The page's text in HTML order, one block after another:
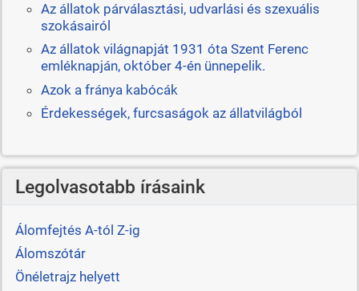
Az állatok párválasztási, udvarlási és szexuális
szokásairól
Az állatok világnapját 1931 óta Szent Ferenc
emléknapján, október 4-én ünnepelik.
Azok a fránya kabócák
Érdekességek, furcsaságok az állatvilágból
Legolvasotabb írásaink
Álomfejtés A-tól Z-ig
Álomszótár
Önéletrajz helyett